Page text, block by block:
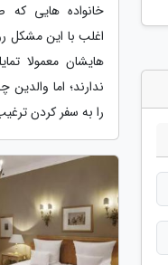
خانواده هایی که
اغلب با این مشکل
هایشان معمولا
ندارند؛ اما
را به سفر کردن